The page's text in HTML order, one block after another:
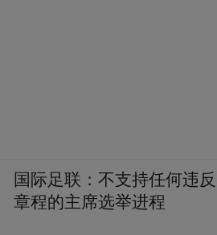
国际足联：不支持任何违反
章程的主席选举进程